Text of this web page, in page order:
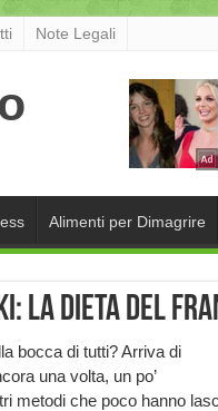
Note Legali
Alimenti per Dimagrire
la dieta del
bocca di tutti? Arriva di
una volta, un po’
metodi che poco hanno